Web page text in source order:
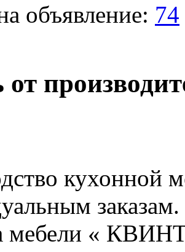
объявление: 74
от
кухонной
заказам.
мебели «